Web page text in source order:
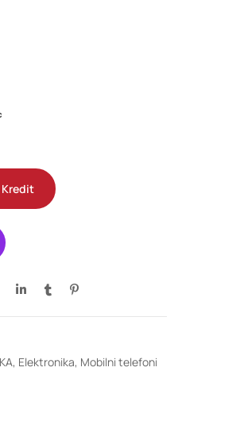
, Elektronika, Mobilni telefoni